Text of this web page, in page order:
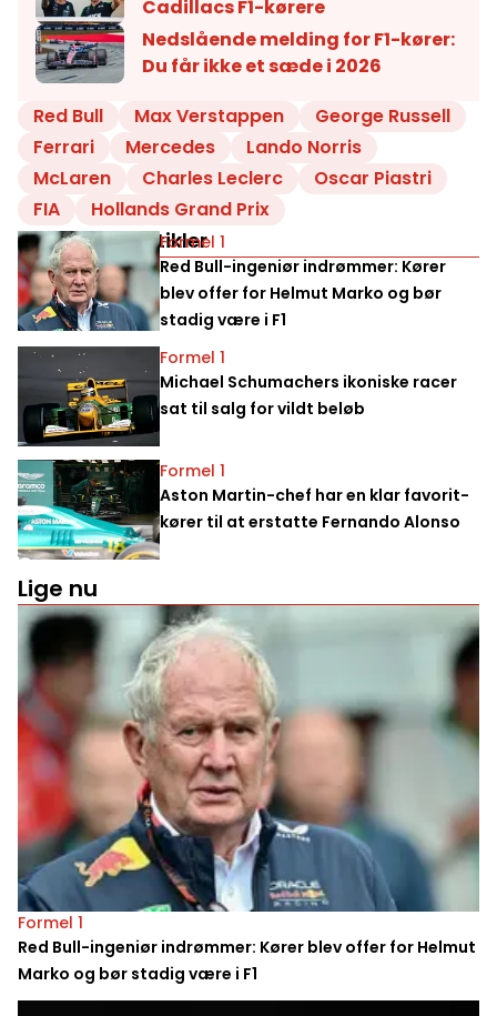
Cadillacs F1-kørere
Nedslående melding for F1-kører:
Du får ikke et sæde i 2026
Red Bull
Max Verstappen
George Russell
Ferrari
Mercedes
Lando Norris
McLaren
Charles Leclerc
Oscar Piastri
FIA
Hollands Grand Prix
Relaterede artikler
Formel 1
Red Bull-ingeniør indrømmer: Kører
blev offer for Helmut Marko og bør
stadig være i F1
Formel 1
Michael Schumachers ikoniske racer
sat til salg for vildt beløb
Formel 1
Aston Martin-chef har en klar favorit-
kører til at erstatte Fernando Alonso
Lige nu
Formel 1
Red Bull-ingeniør indrømmer: Kører blev offer for Helmut
Marko og bør stadig være i F1